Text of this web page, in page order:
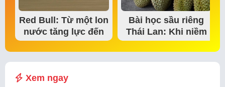
Red Bull: Từ một lon
nước tăng lực đến
đế chế thể…
Bài học sầu riêng
Thái Lan: Khi niềm
tin thị trường bắt…
Xem ngay